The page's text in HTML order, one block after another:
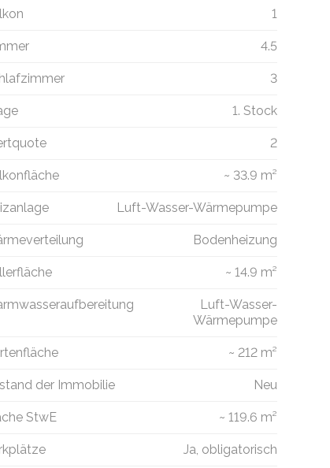
1
4.5
3
1. Stock
2
~ 33.9 m²
Luft-Wasser-Wärmepumpe
Bodenheizung
~ 14.9 m²
Luft-Wasser-
Wärmepumpe
~ 212 m²
der Immobilie Neu
StwE ~ 119.6 m²
Ja, obligatorisch